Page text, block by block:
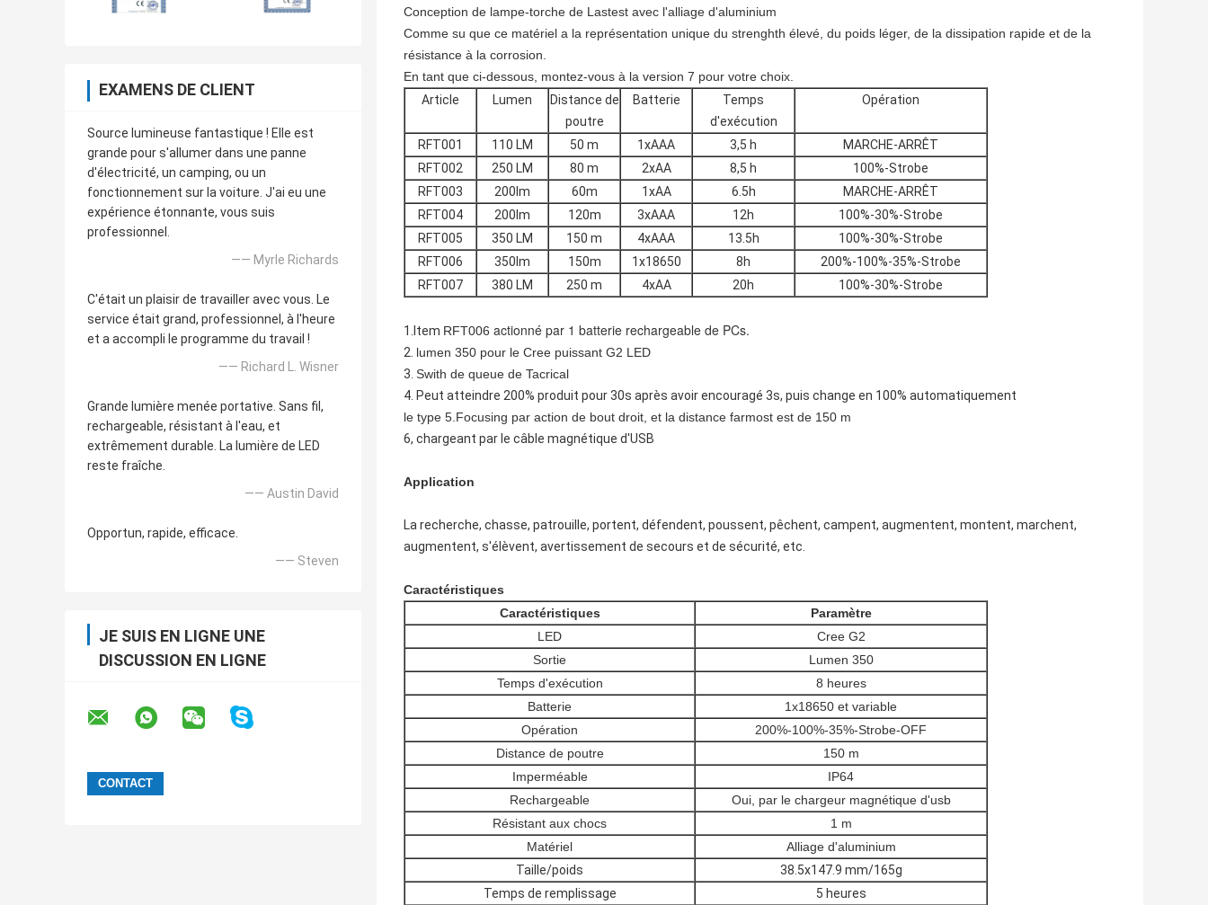
EXAMENS DE CLIENT
Source lumineuse fantastique ! Elle est
grande pour s'allumer dans une panne
d'électricité, un camping, ou un
fonctionnement sur la voiture. J'ai eu une
expérience étonnante, vous suis
professionnel.
—— Myrle Richards
C'était un plaisir de travailler avec vous. Le
service était grand, professionnel, à l'heure
et a accompli le programme du travail !
—— Richard L. Wisner
Grande lumière menée portative. Sans fil,
rechargeable, résistant à l'eau, et
extrêmement durable. La lumière de LED
reste fraîche.
—— Austin David
Opportun, rapide, efficace.
—— Steven
JE SUIS EN LIGNE UNE
DISCUSSION EN LIGNE
Conception de lampe-torche de Lastest avec l'alliage d'aluminium
Comme su que ce matériel a la représentation unique du strenghth élevé, du poids léger, de la dissipation rapide et de la
résistance à la corrosion.
En tant que ci-dessous, montez-vous à la version 7 pour votre choix.
Article
Lumen
Distance de
poutre
Batterie
Temps
d'exécution
Opération
RFT001 110 LM 50 m 1xAAA 3,5 h
MARCHE-ARRÊT
RFT002
250 LM 80 m 2xAA 8,5 h
100%-Strobe
RFT003
200lm 60m 1xAA 6.5h
MARCHE-ARRÊT
RFT004
200lm 120m 3xAAA 12h
100%-30%-Strobe
RFT005
350 LM 150 m 4xAAA 13.5h
100%-30%-Strobe
RFT006
350lm 150m 1x18650 8h
200%-100%-35%-Strobe
RFT007
380 LM 250 m 4xAA 20h 100%-30%-Strobe
1.Item RFT006 actionné par 1 batterie rechargeable de PCs.
2. lumen 350 pour le Cree puissant G2 LED
3. Swith de queue de Tacrical
4. Peut atteindre 200% produit pour 30s après avoir encouragé 3s, puis change en 100% automatiquement
le type 5.Focusing par action de bout droit, et la distance farmost est de 150 m
6, chargeant par le câble magnétique d'USB
Application
La recherche, chasse, patrouille, portent, défendent, poussent, pêchent, campent, augmentent, montent, marchent,
augmentent, s'élèvent, avertissement de secours et de sécurité, etc.
Caractéristiques
Caractéristiques
Paramètre
LED
Cree G2
Sortie
Lumen 350
Temps d'exécution
8 heures
Batterie
1x18650 et variable
Opération
200%-100%-35%-Strobe-OFF
Distance de poutre
150 m
Imperméable
IP64
Rechargeable
Oui, par le chargeur magnétique d'usb
Résistant aux chocs
1 m
Matériel
Alliage d'aluminium
Taille/poids
38.5x147.9 mm/165g
Temps de remplissage
5 heures